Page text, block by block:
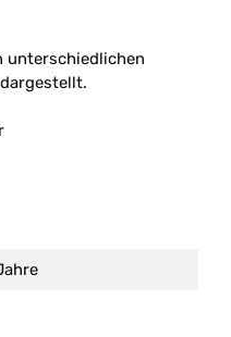
unterschiedlichen